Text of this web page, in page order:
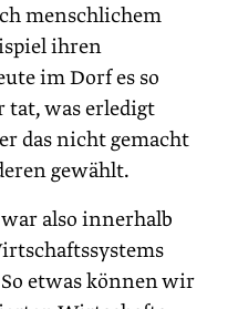
menschlichem
ihren
im Dorf es so
tat, was erledigt
das nicht gemacht
gewählt.
also innerhalb
etwas können wir